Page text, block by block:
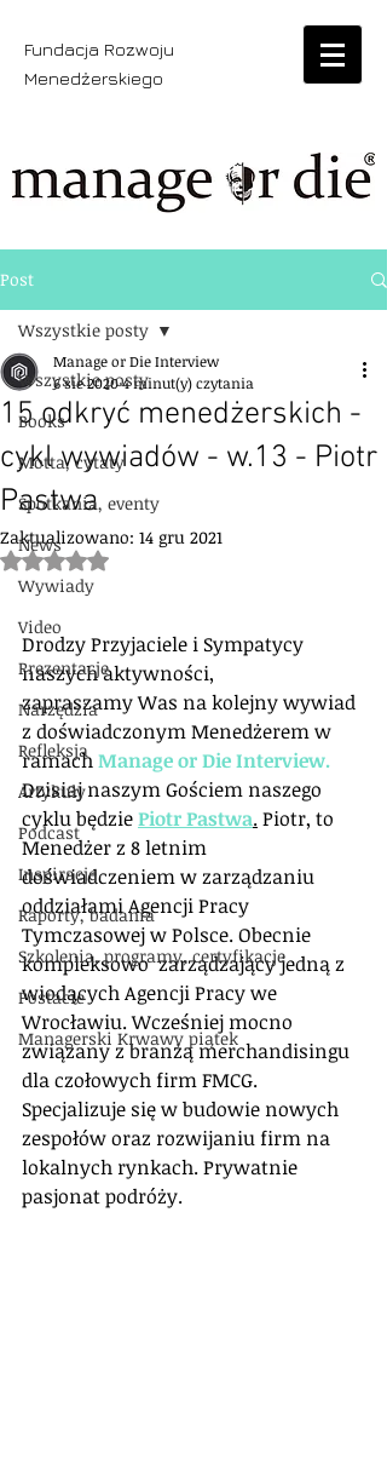
Fundacja Rozwoju
Menedżerskiego
Post
Wszystkie posty
Books
Motta, cytaty
Spotkania, eventy
News
Wywiady
Video
Prezentacje
Narzędzia
Refleksja
Artykuły
Podcast
Inspiracje
Raporty, badania
Szkolenia, programy, certyfikacje
Postacie
Managerski Krwawy piątek
Wszystkie posty
15 odkryć menedżerskich -
cykl wywiadów - w.13 - Piotr
Pastwa
Manage or Die Interview
6 sie 20204 minut(y) czytania
Zaktualizowano: 14 gru 2021
Oceniono na NaN z 5 gwiazdek.
Drodzy Przyjaciele i Sympatycy
naszych aktywności,
zapraszamy Was na kolejny wywiad
z doświadczonym Menedżerem w
ramach Manage or Die Interview.
Dzisiaj naszym Gościem naszego
cyklu będzie Piotr Pastwa. Piotr, to
Menedżer z 8 letnim
doświadczeniem w zarządzaniu
oddziałami Agencji Pracy
Tymczasowej w Polsce. Obecnie
kompleksowo  zarządzający jedną z
wiodących Agencji Pracy we
Wrocławiu. Wcześniej mocno
związany z branżą merchandisingu
dla czołowych firm FMCG.
Specjalizuje się w budowie nowych
zespołów oraz rozwijaniu firm na
lokalnych rynkach. Prywatnie
pasjonat podróży.